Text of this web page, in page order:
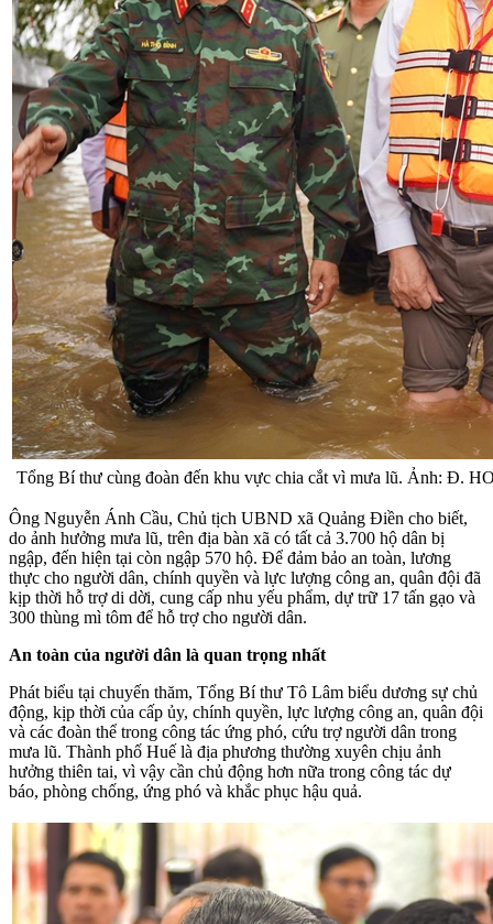
Tổng Bí thư cùng đoàn đến khu vực chia cắt vì mưa lũ. Ảnh: Đ.
Ông Nguyễn Ánh Cầu, Chủ tịch UBND xã Quảng Điền cho biết,
do ảnh hưởng mưa lũ, trên địa bàn xã có tất cả 3.700 hộ dân bị
ngập, đến hiện tại còn ngập 570 hộ. Để đảm bảo an toàn, lương
thực cho người dân, chính quyền và lực lượng công an, quân đội đã
kịp thời hỗ trợ di dời, cung cấp nhu yếu phẩm, dự trữ 17 tấn gạo và
300 thùng mì tôm để hỗ trợ cho người dân.
An toàn của người dân là quan trọng nhất
Phát biểu tại chuyến thăm, Tổng Bí thư Tô Lâm biểu dương sự chủ
động, kịp thời của cấp ủy, chính quyền, lực lượng công an, quân đội
và các đoàn thể trong công tác ứng phó, cứu trợ người dân trong
mưa lũ. Thành phố Huế là địa phương thường xuyên chịu ảnh
hưởng thiên tai, vì vậy cần chủ động hơn nữa trong công tác dự
báo, phòng chống, ứng phó và khắc phục hậu quả.